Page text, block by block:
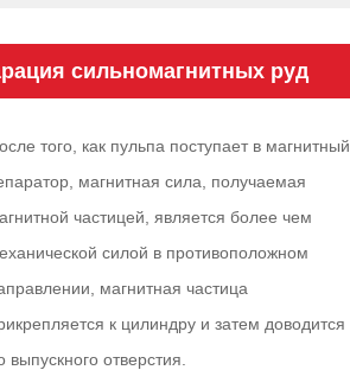
сильномагнитных руд
того, как пульпа поступает в магнитный
магнитная сила, получаемая
частицей, является более чем
силой в противоположном
магнитная частица
к цилиндру и затем доводится
выпускного отверстия.